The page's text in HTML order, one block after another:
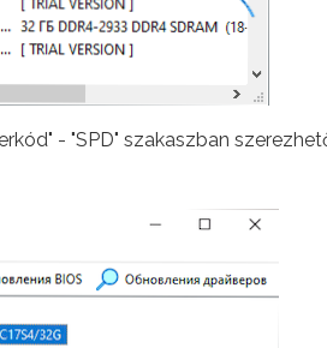
- "SPD" szakaszban